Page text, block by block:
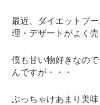
最近、ダイエットブ
理・デザートがよく売
僕も甘い物好きなの
んですが・・・
ぶっちゃけあまり美